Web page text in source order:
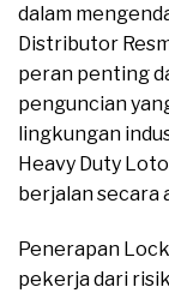
dalam
Distributor
peran penting
penguncian
lingkungan
Heavy Duty
berjalan secara
Penerapan
pekerja dari